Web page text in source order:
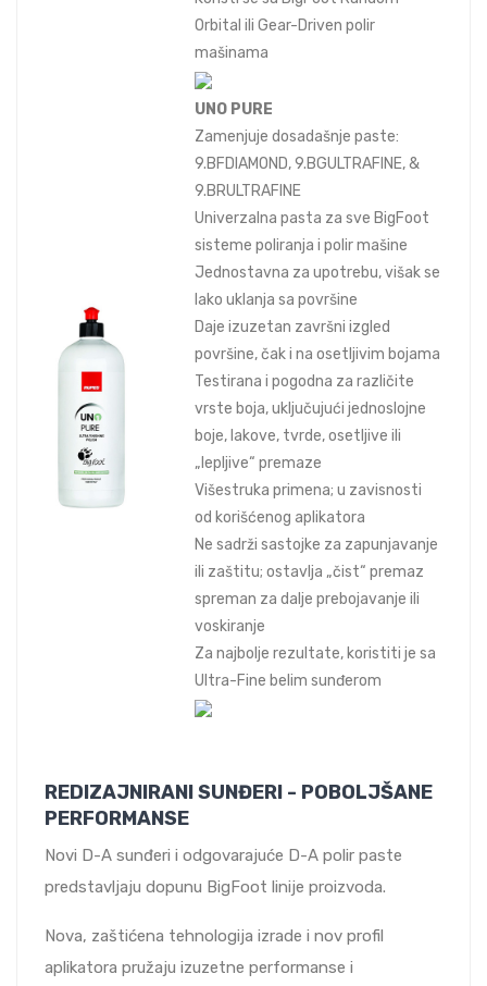
Orbital ili Gear-Driven polir
mašinama
UNO PURE
Zamenjuje dosadašnje paste:
9.BFDIAMOND, 9.BGULTRAFINE, &
9.BRULTRAFINE
Univerzalna pasta za sve BigFoot
sisteme poliranja i polir mašine
Jednostavna za upotrebu, višak se
lako uklanja sa površine
Daje izuzetan završni izgled
površine, čak i na osetljivim bojama
Testirana i pogodna za različite
vrste boja, uključujući jednoslojne
boje, lakove, tvrde, osetljive ili
„lepljive“ premaze
Višestruka primena; u zavisnosti
od korišćenog aplikatora
Ne sadrži sastojke za zapunjavanje
ili zaštitu; ostavlja „čist“ premaz
spreman za dalje prebojavanje ili
voskiranje
Za najbolje rezultate, koristiti je sa
Ultra-Fine belim sunđerom
REDIZAJNIRANI SUNĐERI - POBOLJŠANE
PERFORMANSE
Novi D-A sunđeri i odgovarajuće D-A polir paste
predstavljaju dopunu BigFoot linije proizvoda.
Nova, zaštićena tehnologija izrade i nov profil
aplikatora pružaju izuzetne performanse i